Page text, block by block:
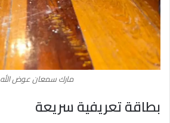
مارك سمعان عوض الله
بطاقة تعريفية سريعة